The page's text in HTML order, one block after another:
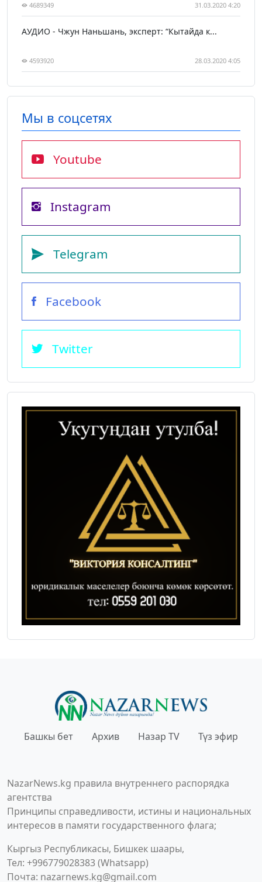
4689349 31.03.2020 4:20
АУДИО - Чжун Наньшань, эксперт: “Кытайда к...
4593920 28.03.2020 4:05
Мы в соцсетях
Youtube
Instagram
Telegram
Facebook
Twitter
Башкы бет Архив Назар TV Түз эфир
NazarNews.kg правила внутреннего распорядка
агентства
Принципы справедливости, истины и национальных
интересов в памяти государственного флага;
Кыргыз Республикасы, Бишкек шаары,
Тел: +996779028383 (Whatsapp)
Почта: nazarnews.kg@gmail.com